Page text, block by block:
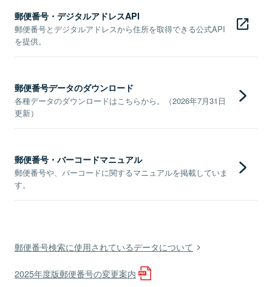
郵便番号・デジタルアドレスAPI
郵便番号とデジタルアドレスから住所を取得できる公式API
を提供。
郵便番号データのダウンロード
各種データのダウンロードはこちらから。（2026年7月31日
更新）
郵便番号・バーコードマニュアル
郵便番号や、バーコードに関するマニュアルを掲載していま
す。
郵便番号検索に使用されているデータについて
2025年度版郵便番号の変更案内